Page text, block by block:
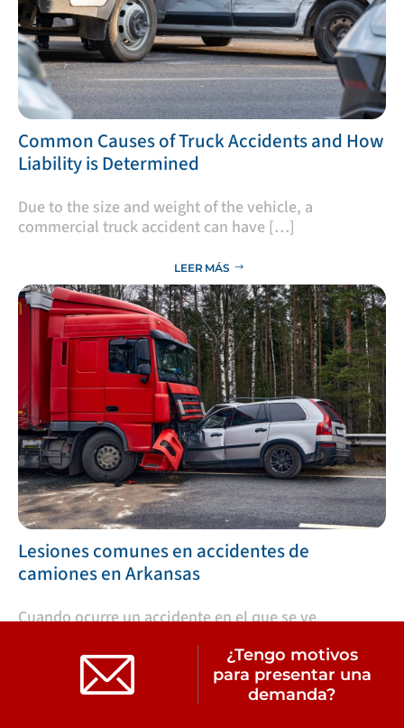
​Common Causes of Truck Accidents and How
Liability is Determined
Due to the size and weight of the vehicle, a
commercial truck accident can have […]
LEER MÁS
Lesiones comunes en accidentes de
camiones en Arkansas
​Cuando ocurre un accidente en el que se ve
las consecuencias pueden ser devastadoras. Debido
¿Tengo motivos
para presentar una
demanda?